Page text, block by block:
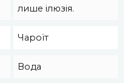
лише ілюзія.
Чароїт
Вода